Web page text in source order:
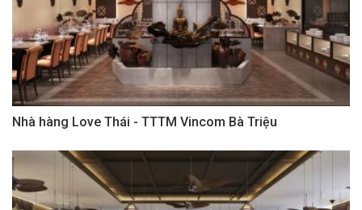
Nhà hàng Love Thái - TTTM Vincom Bà Triệu